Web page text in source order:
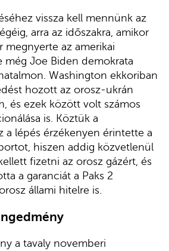
vissza kell mennünk az
arra az időszakra, amikor
megnyerte az amerikai
még Joe Biden demokrata
Washington ekkoriban
hozott az orosz-ukrán
és ezek között volt számos
is. Köztük a
a lépés érzékenyen érintette a
hiszen addig közvetlenül
fizetni az orosz gázért, és
a garanciát a Paks 2
állami hitelre is.
a tavaly novemberi